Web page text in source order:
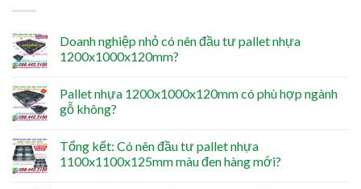
Doanh nghiệp nhỏ có nên đầu tư pallet nhựa
1200x1000x120mm?
Pallet nhựa 1200x1000x120mm có phù hợp ngành
gỗ không?
Tổng kết: Có nên đầu tư pallet nhựa
1100x1100x125mm màu đen hàng mới?